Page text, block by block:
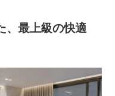
、最上級の快適